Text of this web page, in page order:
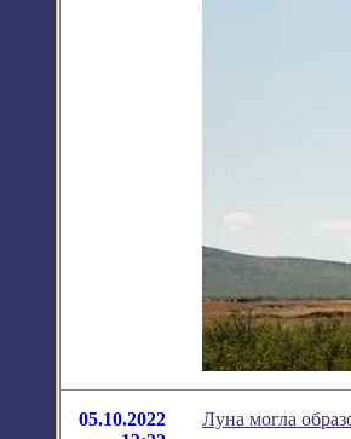
05.10.2022
Луна могла